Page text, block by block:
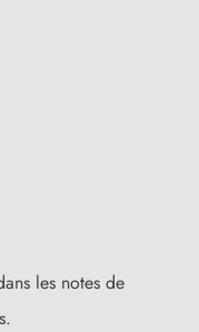
les notes de